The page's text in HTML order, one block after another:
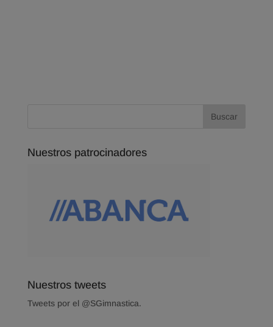
Nuestros patrocinadores
Nuestros tweets
Tweets por el @SGimnastica.